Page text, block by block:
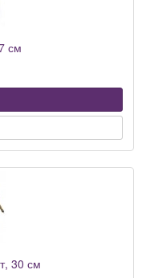
см
30 см